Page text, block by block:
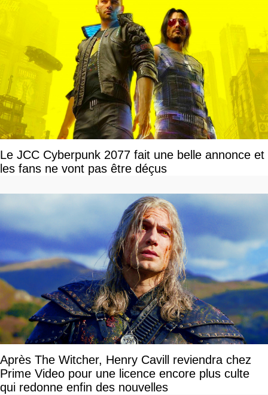
Le JCC Cyberpunk 2077 fait une belle annonce et
les fans ne vont pas être déçus
Après The Witcher, Henry Cavill reviendra chez
Prime Video pour une licence encore plus culte
qui redonne enfin des nouvelles